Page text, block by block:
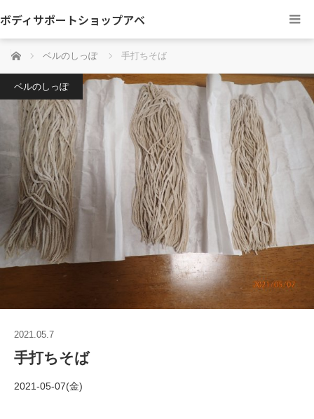
ボディサポートショップアベ
ホーム ベルのしっぽ 手打ちそば
ベルのしっぽ
2021.05.7
手打ちそば
2021-05-07(金)